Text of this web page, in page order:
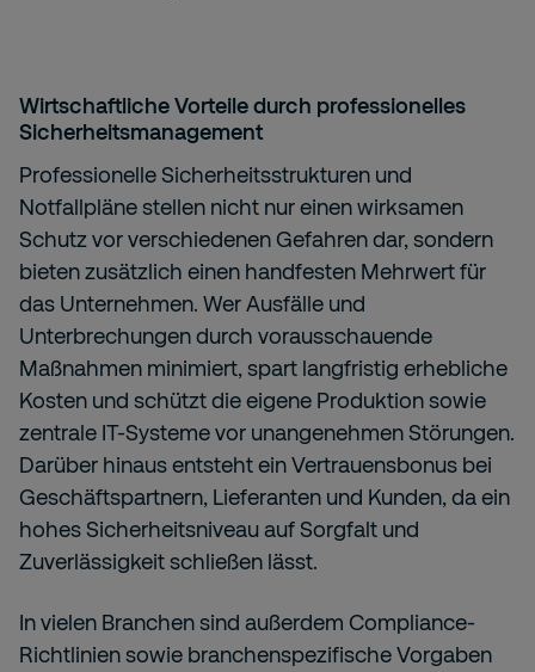
Wirtschaftliche Vorteile durch professionelles
Sicherheitsmanagement
Professionelle Sicherheitsstrukturen und
Notfallpläne stellen nicht nur einen wirksamen
Schutz vor verschiedenen Gefahren dar, sondern
bieten zusätzlich einen handfesten Mehrwert für
das Unternehmen. Wer Ausfälle und
Unterbrechungen durch vorausschauende
Maßnahmen minimiert, spart langfristig erhebliche
Kosten und schützt die eigene Produktion sowie
zentrale IT-Systeme vor unangenehmen Störungen.
Darüber hinaus entsteht ein Vertrauensbonus bei
Geschäftspartnern, Lieferanten und Kunden, da ein
hohes Sicherheitsniveau auf Sorgfalt und
Zuverlässigkeit schließen lässt.
In vielen Branchen sind außerdem Compliance-
Richtlinien sowie branchenspezifische Vorgaben